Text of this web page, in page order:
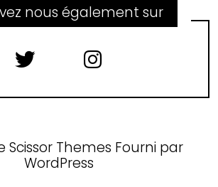
nous également sur
Scissor Themes Fourni par
WordPress